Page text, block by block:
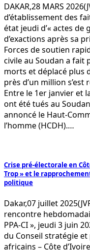
DAKAR,28 MARS
d’établissement des
état jeudi d’« actes de
d’exactions après sa
Forces de soutien
civile au Soudan a fait
morts et déplacé plus
près d’un million s’est
Entre le 1er janvier et
ont été tués au
annoncé le Haut-
l’homme (HCDH).…
Crise pré-électorale en
Trop » et le
politique
Dakar,07 juillet
rencontre
PPA-CI », jeudi 3 juin
du Conseil stratégie
africains – Côte